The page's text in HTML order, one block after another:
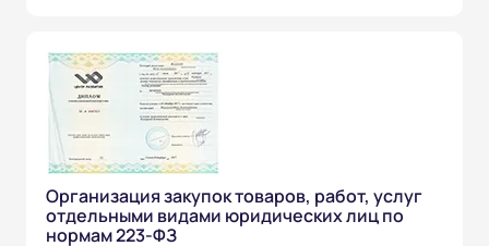
Организация закупок товаров, работ, услуг
отдельными видами юридических лиц по
нормам 223-ФЗ